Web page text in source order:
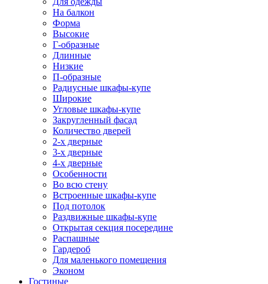
На балкон
Форма
Высокие
Г-образные
Длинные
Низкие
П-образные
Радиусные шкафы-купе
Широкие
Угловые шкафы-купе
Закругленный фасад
Количество дверей
2-х дверные
3-х дверные
4-х дверные
Особенности
Во всю стену
Встроенные шкафы-купе
Под потолок
Раздвижные шкафы-купе
Открытая секция посередине
Распашные
Гардероб
Для маленького помещения
Эконом
Гостиные